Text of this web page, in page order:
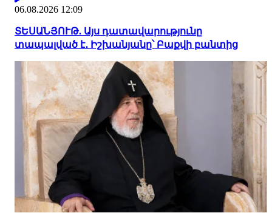
06.08.2026 12:09
ՏԵՍԱՆՅՈՒԹ. Այս դատավարությունը
տապալված է․ Իշխանյանը՝ Բաքվի բանտից